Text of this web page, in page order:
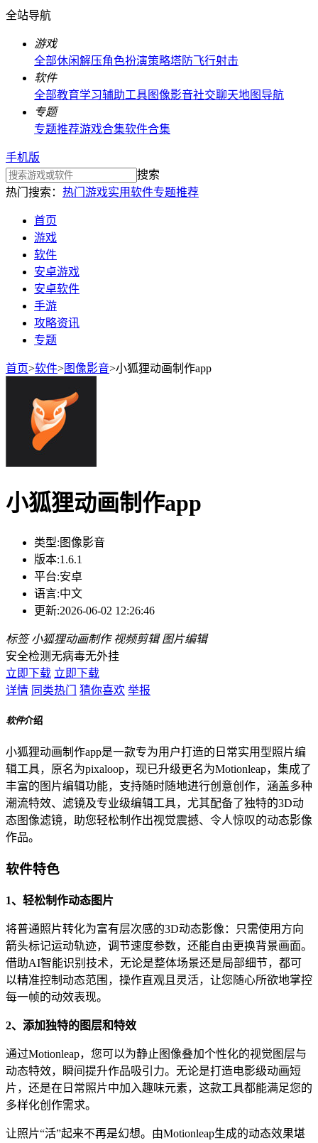
全站导航
游戏
全部休闲解压角色扮演策略塔防飞行射击
软件
全部教育学习辅助工具图像影音社交聊天地图导航
专题
专题推荐游戏合集软件合集
手机版
搜索
热门搜索： 热门游戏实用软件专题推荐
首页
游戏
软件
安卓游戏
安卓软件
手游
攻略资讯
专题
首页>软件>图像影音>小狐狸动画制作app
小狐狸动画制作app
类型: 图像影音
版本:1.6.1
平台:安卓
语言:中文
更新:2026-06-02 12:26:46
标签 小狐狸动画制作 视频剪辑 图片编辑
安全检测无病毒无外挂
立即下载 立即下载
详情 同类热门 猜你喜欢 举报
软件介绍
小狐狸动画制作app是一款专为用户打造的日常实用型照片编
辑工具，原名为pixaloop，现已升级更名为Motionleap，集成了
丰富的图片编辑功能，支持随时随地进行创意创作，涵盖多种
潮流特效、滤镜及专业级编辑工具，尤其配备了独特的3D动
态图像滤镜，助您轻松制作出视觉震撼、令人惊叹的动态影像
作品。
软件特色
1、轻松制作动态图片
将普通照片转化为富有层次感的3D动态影像：只需使用方向
箭头标记运动轨迹，调节速度参数，还能自由更换背景画面。
借助AI智能识别技术，无论是整体场景还是局部细节，都可
以精准控制动态范围，操作直观且灵活，让您随心所欲地掌控
每一帧的动效表现。
2、添加独特的图层和特效
通过Motionleap，您可以为静止图像叠加个性化的视觉图层与
动态特效，瞬间提升作品吸引力。无论是打造电影级动画短
片，还是在日常照片中加入趣味元素，这款工具都能满足您的
多样化创作需求。
让照片“活”起来不再是幻想。由Motionleap生成的动态效果堪